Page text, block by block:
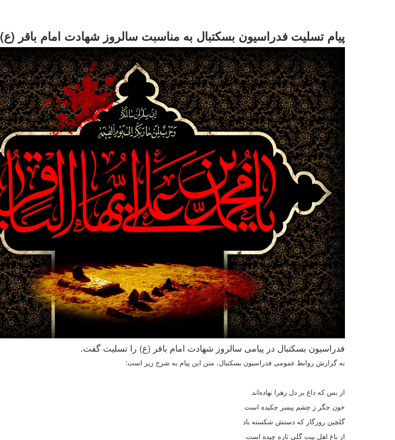
پیام تسلیت فدراسیون بسکتبال به مناسبت سالروز شهادت امام باقر (ع)
فدراسیون بسکتبال در پیامی سالروز شهادت امام باقر (ع) را تسلیت گفت.
به گزارش روابط عمومی فدراسیون بسکتبال، متن این پیام به شرح زیر است:
از بس که داغ بر دل زهرا نهاده‌اند
خون جگر ز چشم پیمبر چکیده است
گلچین روزگار که دستش شکسته باد
از باغ اهل بیت گلی تازه چیده است